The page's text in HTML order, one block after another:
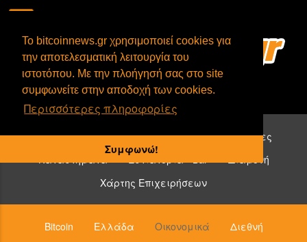
To bitcoinnews.gr χρησιμοποιεί cookies για
την αποτελεσματική λειτουργία του
ιστοτόπου. Με την πλοήγησή σας στο site
συμφωνείτε στην αποδοχή των cookies.
Περισσότερες πληροφορίες
Συμφωνώ!
Επιχειρήσεις που δέχονται bitcoin:
Υπηρεσίες
Καταστήματα
Εστιατόρια - Bar
Διαμονή
Χάρτης Επιχειρήσεων
Bitcoin Ελλάδα Οικονομικά
Διεθνή